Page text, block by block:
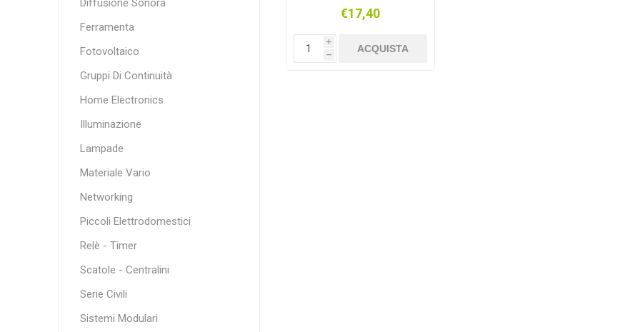
€17,40
i
h
ACQUISTA
Diffusione Sonora
Ferramenta
Fotovoltaico
Gruppi Di Continuità
Home Electronics
Illuminazione
Lampade
Materiale Vario
Networking
Piccoli Elettrodomestici
Relè - Timer
Scatole - Centralini
Serie Civili
Sistemi Modulari